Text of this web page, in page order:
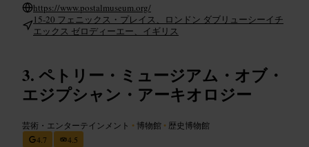
https://www.postalmuseum.org/
15-20 フェニックス・プレイス、ロンドン ダブリューシーイチ
エックス ゼロディーエー、イギリス
ペトリー・ミュージアム・オブ・
エジプシャン・アーキオロジー
芸術・エンターテインメント •博物館 • 歴史博物館
4.7
4.5